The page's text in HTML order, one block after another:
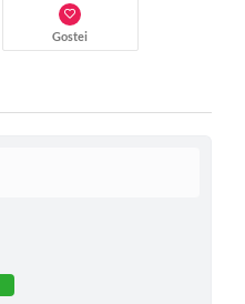
Gostei